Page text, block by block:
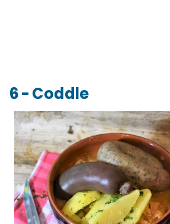
6 - Coddle